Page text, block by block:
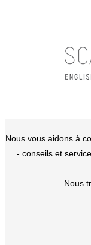
Nous vous aidons à
- conseils et
Nous